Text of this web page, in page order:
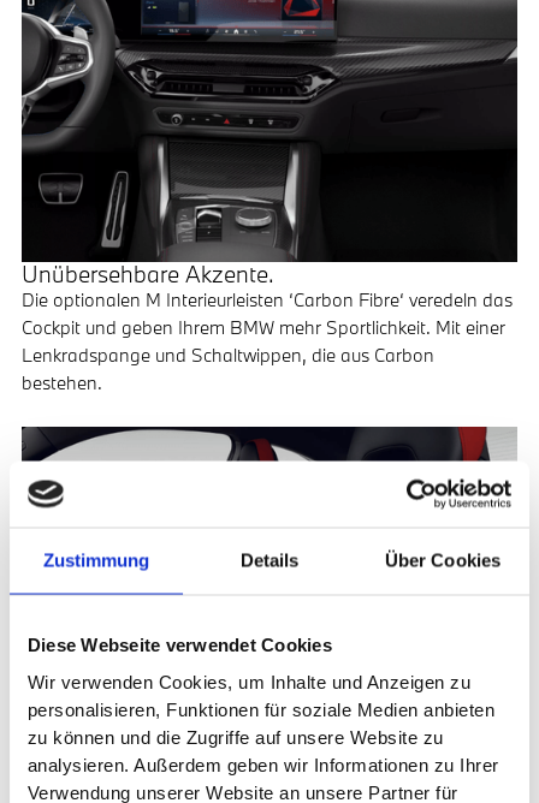
Zustimmung Details Über Cookies
Diese Webseite verwendet Cookies
Wir verwenden Cookies, um Inhalte und Anzeigen zu
personalisieren, Funktionen für soziale Medien anbieten
zu können und die Zugriffe auf unsere Website zu
analysieren. Außerdem geben wir Informationen zu Ihrer
Verwendung unserer Website an unsere Partner für
Unübersehbare Akzente.
Die optionalen M Interieurleisten ‘Carbon Fibre‘ veredeln das
Cockpit und geben Ihrem BMW mehr Sportlichkeit. Mit einer
Lenkradspange und Schaltwippen, die aus Carbon
bestehen.
Hält Sie sicher fest.